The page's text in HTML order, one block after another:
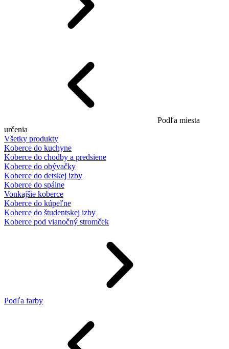
Podľa miesta
určenia
Všetky produkty
Koberce do kuchyne
Koberce do chodby a predsiene
Koberce do obývačky
Koberce do detskej izby
Koberce do spálne
Vonkajšie koberce
Koberce do kúpeľne
Koberce do študentskej izby
Koberce pod vianočný stromček
Podľa farby